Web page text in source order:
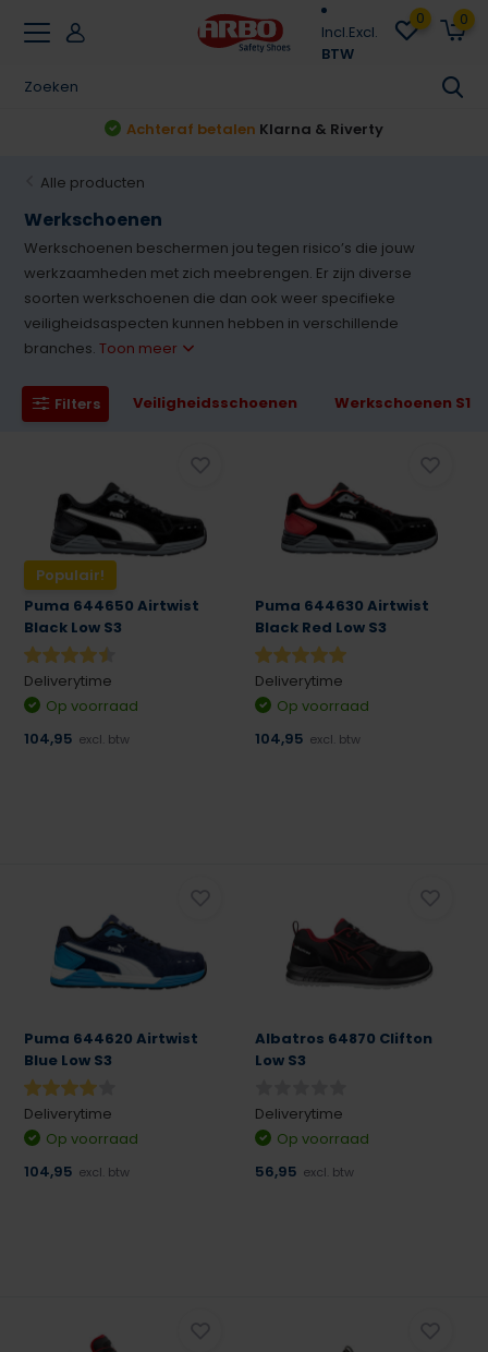
Incl.Excl.
BTW
0 0
Achteraf betalen Klarna & Riverty
Alle producten
Werkschoenen
Werkschoenen beschermen jou tegen risico’s die jouw
werkzaamheden met zich meebrengen. Er zijn diverse
soorten werkschoenen die dan ook weer specifieke
veiligheidsaspecten kunnen hebben in verschillende
branches.Toon meer
Filters Veiligheidsschoenen Werkschoenen S1
Populair!
Puma 644650 Airtwist
Black Low S3
Deliverytime
Op voorraad
104,95 excl. btw
Puma 644630 Airtwist
Black Red Low S3
Deliverytime
Op voorraad
104,95 excl. btw
Puma 644620 Airtwist
Blue Low S3
Deliverytime
Op voorraad
104,95 excl. btw
Albatros 64870 Clifton
Low S3
Deliverytime
Op voorraad
56,95 excl. btw